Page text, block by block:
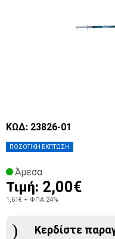
ΠΟΣΟΤΙΚΗ ΕΚΠΤΩΣΗ
ΚΩΔ: 23826-01
Άμεσα
Τιμή: 2,00€
1,61€ + ΦΠΑ 24%
Κερδίστε